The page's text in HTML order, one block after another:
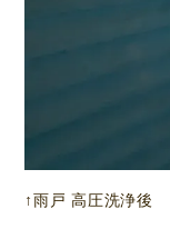
↑雨戸 高圧洗浄後